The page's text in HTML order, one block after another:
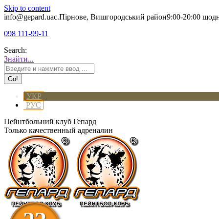
Skip to content
info@gepard.uaс.Пірнове, Вишгородський район9:00-20:00
098 111-99-11
Search:
Знайти...
УКР
РУС
Пейнтбольний клуб Гепард
Только качественный адреналин